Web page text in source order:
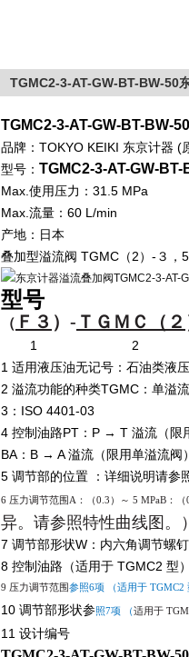
TGMC2-3-AT-GW-BT-BW-50
TGMC2-3-AT-GW-BT-BW-50
品牌：TOKYO KEIKI 东京计器 (
型号： TGMC2-3-AT-GW-BT-
Max.使用压力：31.5 MPa
Max.流量：60 L/min
产地：日本
叠加型溢流阀 TGMC（2）-３
型号
（ Ｆ３ ）- ＴＧＭＣ（２
1 2 3 4
1 适用液压油无记号：石油类液
2 溢流功能的种类TGMC：单溢
3：ISO 4401-03
4 控制油路PT：P → T 溢流（限
BA：B → A 溢流（限用单溢流阀
5 调节部的位置 ：详细说明请参
6 压力调节范围A：（0.3）～ 5 MPaB：
异。请参照特性曲线图。
7 调节部形状W：内六角调节螺
8 控制油路（适用于 TGMC2 型
9 压力调节范围参照6项 （适用于 TGMC2
10 调节部形状参照7项 （适用于
11 设计编号